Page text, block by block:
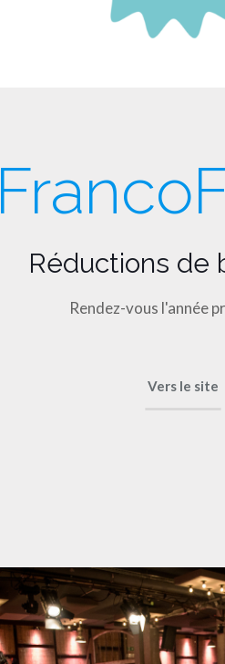
Réductions de
Rendez-vous l'année
Vers le site